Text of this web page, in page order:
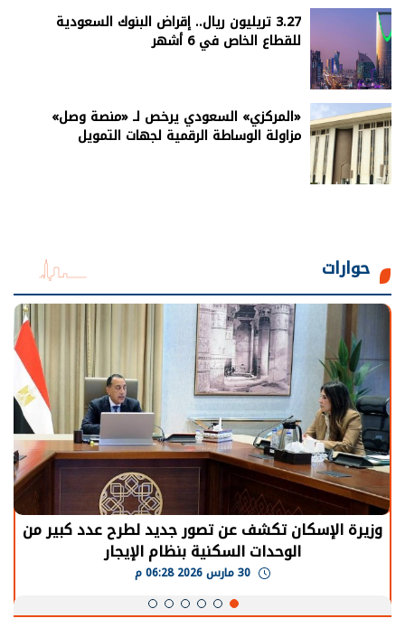
3.27 تريليون ريال.. إقراض البنوك السعودية
للقطاع الخاص في 6 أشهر
«المركزي» السعودي يرخص لـ «منصة وصل»
مزاولة الوساطة الرقمية لجهات التمويل
حوارات
وزيرة الإسكان تكشف عن تصور جديد لطرح عدد كبير من
الوحدات السكنية بنظام الإيجار